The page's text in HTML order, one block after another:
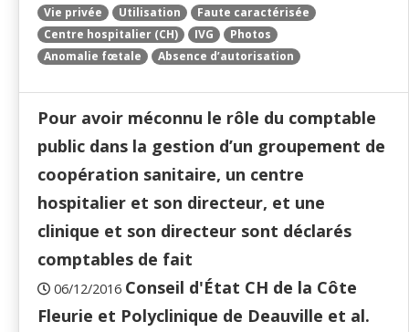
Vie privée
Utilisation
Faute caractérisée
Centre hospitalier (CH)
IVG
Photos
Anomalie fœtale
Absence d’autorisation
Pour avoir méconnu le rôle du comptable
public dans la gestion d’un groupement de
coopération sanitaire, un centre
hospitalier et son directeur, et une
clinique et son directeur sont déclarés
comptables de fait
06/12/2016 Conseil d'État CH de la Côte
Fleurie et Polyclinique de Deauville et al.